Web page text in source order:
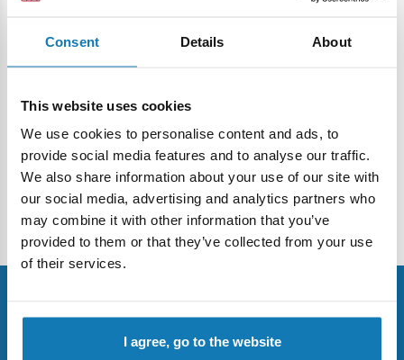
Consent Details About
This website uses cookies
We use cookies to personalise content and ads, to
provide social media features and to analyse our traffic.
We also share information about your use of our site with
our social media, advertising and analytics partners who
may combine it with other information that you’ve
provided to them or that they’ve collected from your use
of their services.
I agree, go to the website
Asystent pomocy
Powrót
Strona główna FAQ Kontakt
Zapisz się do newslettera